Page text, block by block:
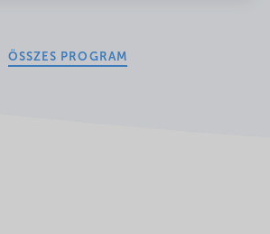
ÖSSZES PROGRAM